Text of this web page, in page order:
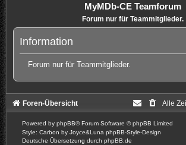
MyMDb-CE Teamforum
Forum nur für Teammitglieder.
Information
Forum nur für Teammitglieder.
Foren-Übersicht Alle
Powered by phpBB® Forum Software © phpBB Limited
Style: Carbon by Joyce&Luna phpBB-Style-Design
Deutsche Übersetzung durch phpBB.de